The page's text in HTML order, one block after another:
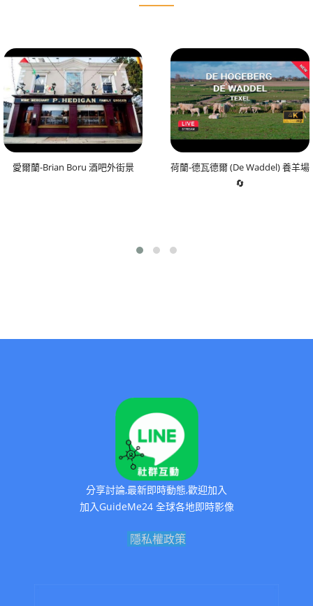
愛爾蘭-Brian Boru 酒吧外街景
荷蘭-德瓦德爾 (De Waddel) 養羊場
🔄
分享討論,最新即時動態,歡迎加入
加入GuideMe24 全球各地即時影像
隱私權政策